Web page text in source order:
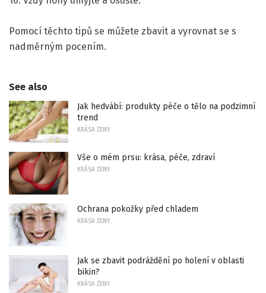
Pomocí těchto tipů se můžete zbavit a vyrovnat se s
nadměrným pocením.
See also
Jak hedvábí: produkty péče o tělo na podzimní
trend
KRÁSA ŽENY
Vše o mém prsu: krása, péče, zdraví
KRÁSA ŽENY
Ochrana pokožky před chladem
KRÁSA ŽENY
Jak se zbavit podráždění po holení v oblasti
bikin?
KRÁSA ŽENY